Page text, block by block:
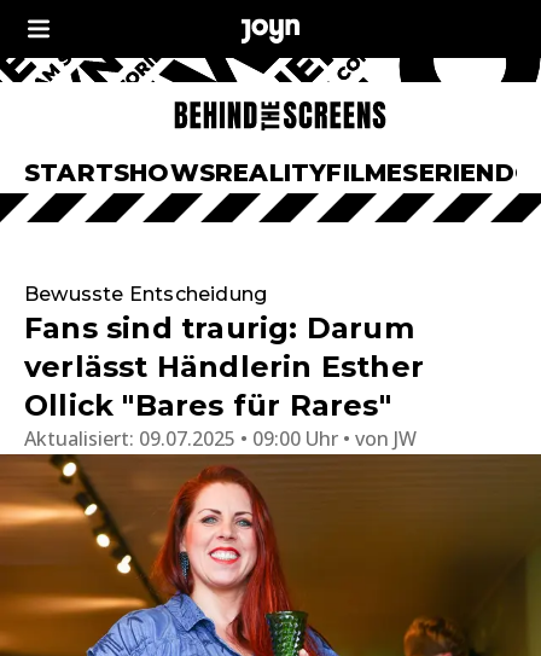
STARTSHOWSREALITYFILMESERIEN
Bewusste Entscheidung
Fans sind traurig: Darum
verlässt Händlerin Esther
Ollick "Bares für Rares"
Aktualisiert: 09.07.2025 • 09:00 Uhr von JW